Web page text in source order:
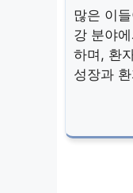
많은 이
강 분야
하며, 환
성장과